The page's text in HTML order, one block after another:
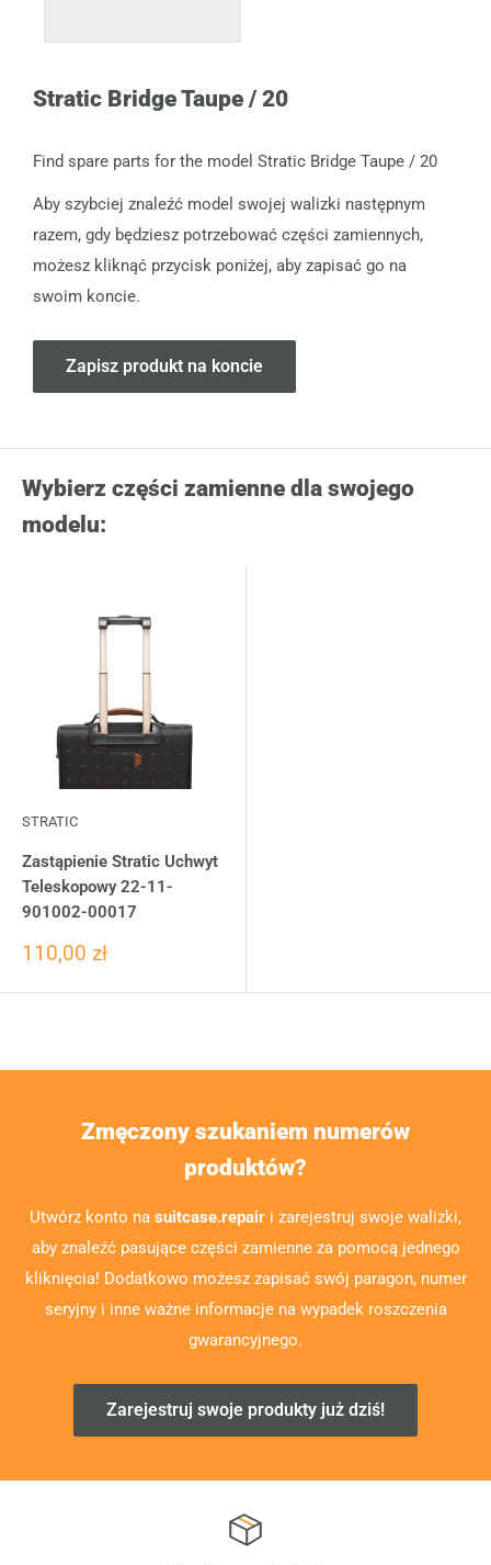
Stratic Bridge Taupe / 20
Find spare parts for the model Stratic Bridge Taupe / 20
Aby szybciej znaleźć model swojej walizki następnym
razem, gdy będziesz potrzebować części zamiennych,
możesz kliknąć przycisk poniżej, aby zapisać go na
swoim koncie.
Zapisz produkt na koncie
Wybierz części zamienne dla swojego
modelu:
STRATIC
Zastąpienie Stratic Uchwyt
Teleskopowy 22-11-
901002-00017
110,00 zł
Zmęczony szukaniem numerów
produktów?
Utwórz konto na suitcase.repair i zarejestruj swoje walizki,
aby znaleźć pasujące części zamienne za pomocą jednego
kliknięcia! Dodatkowo możesz zapisać swój paragon, numer
seryjny i inne ważne informacje na wypadek roszczenia
gwarancyjnego.
Zarejestruj swoje produkty już dziś!